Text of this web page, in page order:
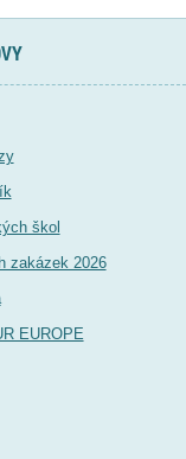
škol
zakázek 2026
EUROPE